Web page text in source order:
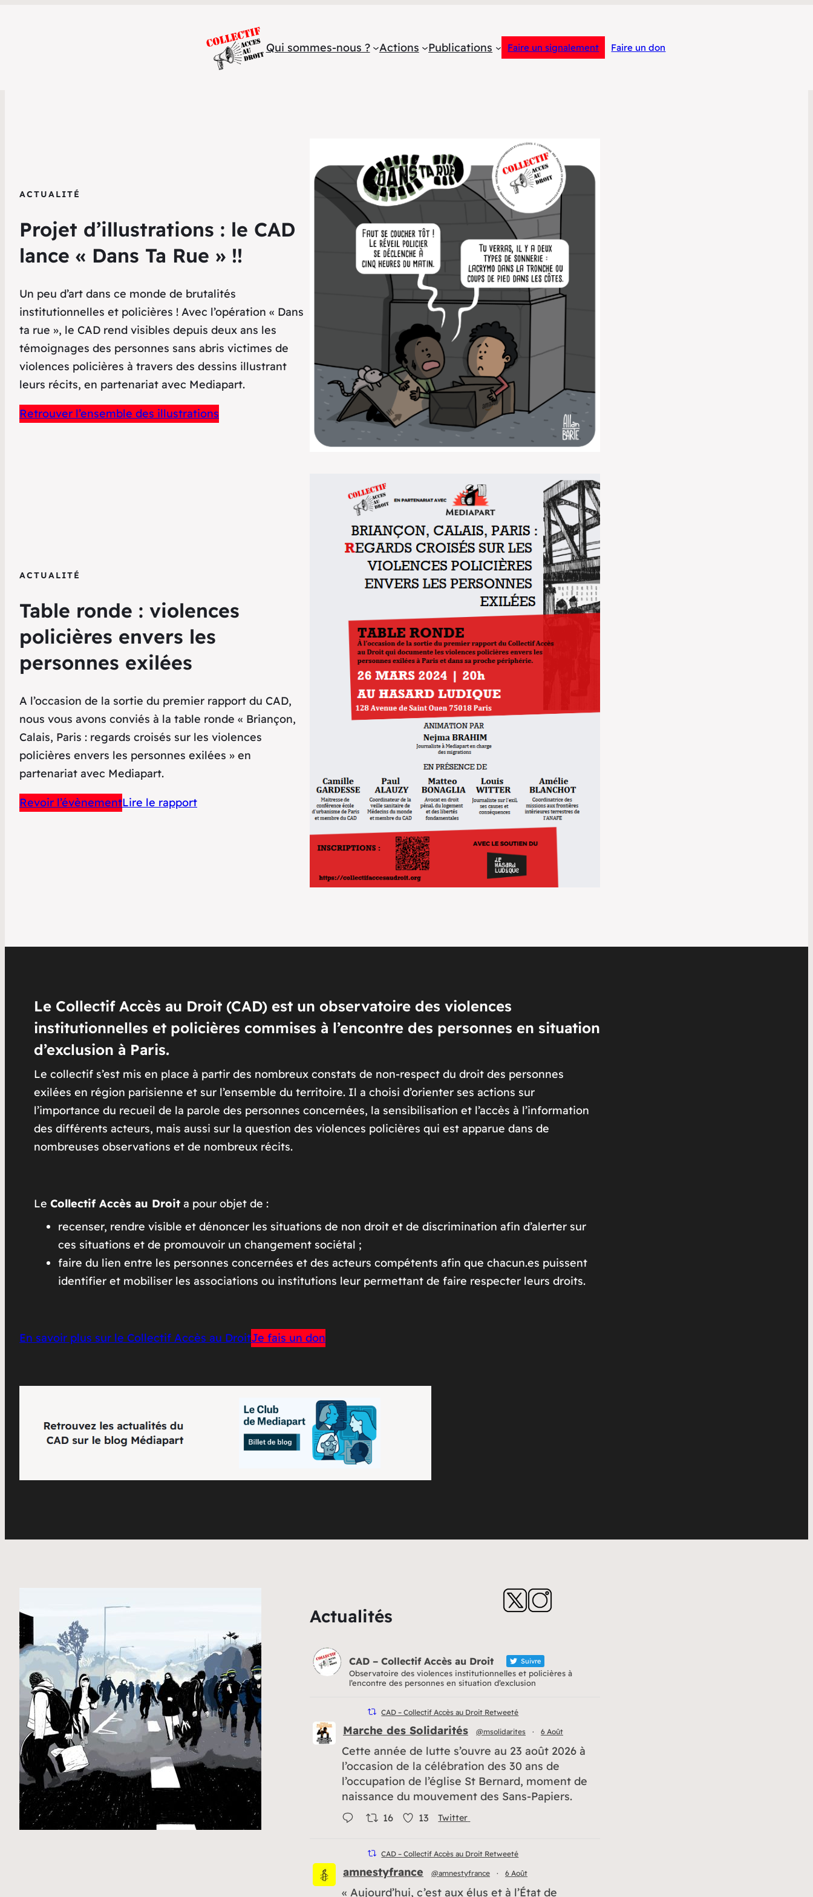
Qui sommes-nous ? Actions Publications Faire un signalement Faire un don
ACTUALITÉ
Projet d’illustrations : le CAD
lance « Dans Ta Rue » !!
Un peu d’art dans ce monde de brutalités
institutionnelles et policières ! Avec l’opération « Dans
ta rue », le CAD rend visibles depuis deux ans les
témoignages des personnes sans abris victimes de
violences policières à travers des dessins illustrant
leurs récits, en partenariat avec Mediapart.
Retrouver l’ensemble des illustrations
ACTUALITÉ
Table ronde : violences
policières envers les
personnes exilées
A l’occasion de la sortie du premier rapport du CAD,
nous vous avons conviés à la table ronde « Briançon,
Calais, Paris : regards croisés sur les violences
policières envers les personnes exilées » en
partenariat avec Mediapart.
Revoir l’évènementLire le rapport
Le Collectif Accès au Droit (CAD) est un observatoire des violences
institutionnelles et policières commises à l’encontre des personnes en situation
d’exclusion à Paris.
Le collectif s’est mis en place à partir des nombreux constats de non-respect du droit des personnes
exilées en région parisienne et sur l’ensemble du territoire. Il a choisi d’orienter ses actions sur
l’importance du recueil de la parole des personnes concernées, la sensibilisation et l’accès à l’information
des différents acteurs, mais aussi sur la question des violences policières qui est apparue dans de
nombreuses observations et de nombreux récits.
Le Collectif Accès au Droit a pour objet de :
recenser, rendre visible et dénoncer les situations de non droit et de discrimination afin d’alerter sur
ces situations et de promouvoir un changement sociétal ;
faire du lien entre les personnes concernées et des acteurs compétents afin que chacun.es puissent
identifier et mobiliser les associations ou institutions leur permettant de faire respecter leurs droits.
En savoir plus sur le Collectif Accès au DroitJe fais un don
Actualités
CAD – Collectif Accès au Droit Suivre
Observatoire des violences institutionnelles et policières à
l’encontre des personnes en situation d’exclusion
CAD – Collectif Accès au Droit Retweeté
Marche des Solidarités @msolidarites · 6 Août
Cette année de lutte s’ouvre au 23 août 2026 à
l’occasion de la célébration des 30 ans de
l’occupation de l’église St Bernard, moment de
naissance du mouvement des Sans-Papiers.
16 13 Twitter
CAD – Collectif Accès au Droit Retweeté
amnestyfrance @amnestyfrance · 6 Août
« Aujourd’hui, c’est aux élus et à l’État de